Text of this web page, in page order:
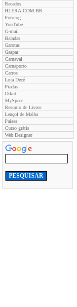
Recados
HLERA.COM.BR
Fotolog
YouTube
G-mail
Baladas
Garotas
Gaspar
Carnaval
Carnaporto
Carros
Loja Decé
Piadas
Orkut
MySpace
Resumo de Livros
Lençol de Malha
Países
Curso grátis
Web Designer